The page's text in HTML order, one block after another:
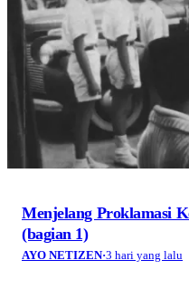
Menjelang Proklamasi
(bagian 1)
AYO NETIZEN·3 hari yang lalu